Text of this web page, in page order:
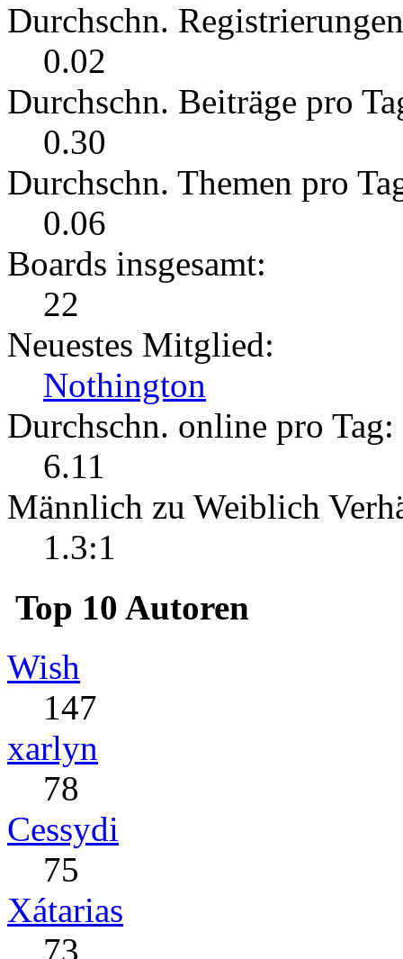
Durchschn.
0.02
Durchschn. Beiträge pro
0.30
Durchschn. Themen pro
0.06
Boards insgesamt:
22
Neuestes Mitglied:
Nothington
Durchschn. online pro Tag:
6.11
Männlich zu Weiblich
1.3:1
Top 10 Autoren
Wish
147
xarlyn
78
Cessydi
75
Xátarias
73